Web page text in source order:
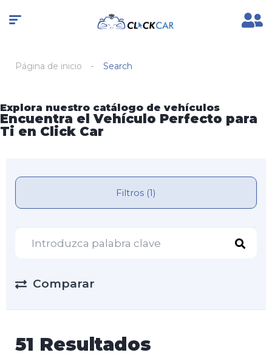
Página de inicio Search
Explora nuestro catálogo de vehículos
Encuentra el Vehículo Perfecto para
Ti en Click Car
Filtros (1)
Comparar
51 Resultados